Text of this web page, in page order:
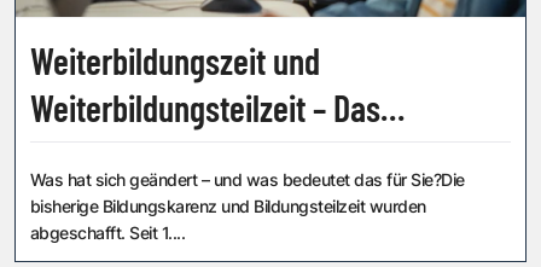
Weiterbildungszeit und
Weiterbildungsteilzeit – Das
Was hat sich geändert – und was bedeutet das für Sie?Die
bisherige Bildungskarenz und Bildungsteilzeit wurden
abgeschafft. Seit 1....